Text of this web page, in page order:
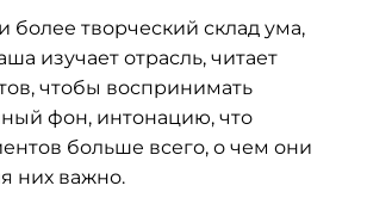
более творческий склад ума,
изучает отрасль, читает
чтобы воспринимать
фон, интонацию, что
больше всего, о чем они
них важно.